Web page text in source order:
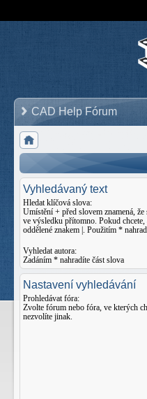
CAD Help Fórum
Vyhledávaný text
Hledat klíčová slova:
Umístění + před slovem znamená,
ve výsledku přítomno. Pokud
oddělené znakem . Použitím *
Vyhledat autora:
Zadáním * nahradíte část slova
Nastavení vyhledávání
Prohledávat fóra:
Zvolte fórum nebo fóra, ve kterých
nezvolíte jinak.